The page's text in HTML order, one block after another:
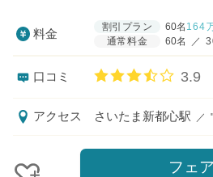
料金
割引プラン 60名 164
通常料金
60名 ／
口コミ 口コ
3.9
アクセス さいたま新都心駅 ／ ""ホテ
フェ